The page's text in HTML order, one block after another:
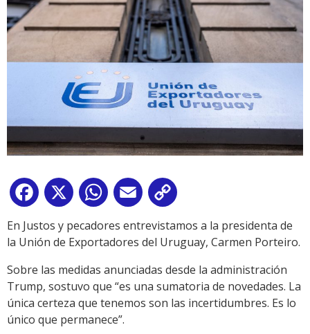
Facebook
X WhatsApp
Email
Link
En Justos y pecadores entrevistamos a la presidenta de
la Unión de Exportadores del Uruguay, Carmen Porteiro.
Sobre las medidas anunciadas desde la administración
Trump, sostuvo que “es una sumatoria de novedades. La
única certeza que tenemos son las incertidumbres. Es lo
único que permanece”.